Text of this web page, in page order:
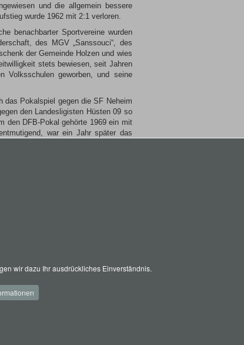
und die allgemein bessere
wurde 1962 mit 2:1 verloren.
benachbarter Sportvereine wurden
des MGV „Sanssouci“, des
der Gemeinde Holzen und wies
stets bewiesen, seit Jahren
Volksschulen geworben, und seine
Pokalspiel gegen die SF Neheim
den Landesligisten Hüsten 09 so
den DFB-Pokal gehörte 1969 ein mit
war ein Jahr später das
wir dazu Ihr ausdrückliches Einverständnis.